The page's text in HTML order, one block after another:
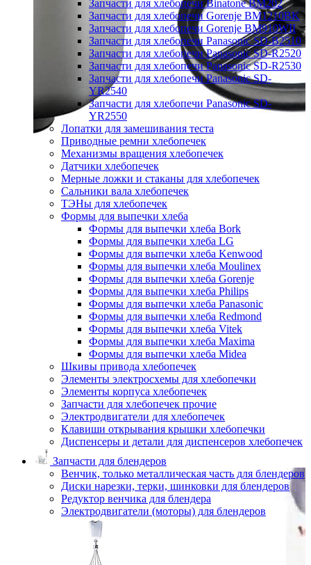
Запчасти для хлебопечи Binatone BM202
Запчасти для хлебопечи Gorenje BM1210BK
Запчасти для хлебопечи Gorenje BM910WII
Запчасти для хлебопечи Panasonic SD-B2510
Запчасти для хлебопечи Panasonic SD-R2520
Запчасти для хлебопечи Panasonic SD-R2530
Запчасти для хлебопечи Panasonic SD-
YR2540
Запчасти для хлебопечи Panasonic SD-
YR2550
Лопатки для замешивания теста
Приводные ремни хлебопечек
Механизмы вращения хлебопечек
Датчики хлебопечек
Мерные ложки и стаканы для хлебопечек
Сальники вала хлебопечек
ТЭНы для хлебопечек
Формы для выпечки хлеба
Формы для выпечки хлеба Bork
Формы для выпечки хлеба LG
Формы для выпечки хлеба Kenwood
Формы для выпечки хлеба Moulinex
Формы для выпечки хлеба Gorenje
Формы для выпечки хлеба Philips
Формы для выпечки хлеба Panasonic
Формы для выпечки хлеба Redmond
Формы для выпечки хлеба Vitek
Формы для выпечки хлеба Maxima
Формы для выпечки хлеба Midea
Шкивы привода хлебопечек
Элементы электросхемы для хлебопечки
Элементы корпуса хлебопечек
Запчасти для хлебопечек прочие
Электродвигатели для хлебопечек
Клавиши открывания крышки хлебопечки
Диспенсеры и детали для диспенсеров хлебопечек
Запчасти для блендеров
Венчик, только металлическая часть для блендеров
Диски нарезки, терки, шинковки для блендеров
Редуктор венчика для блендера
Электродвигатели (моторы) для блендеров